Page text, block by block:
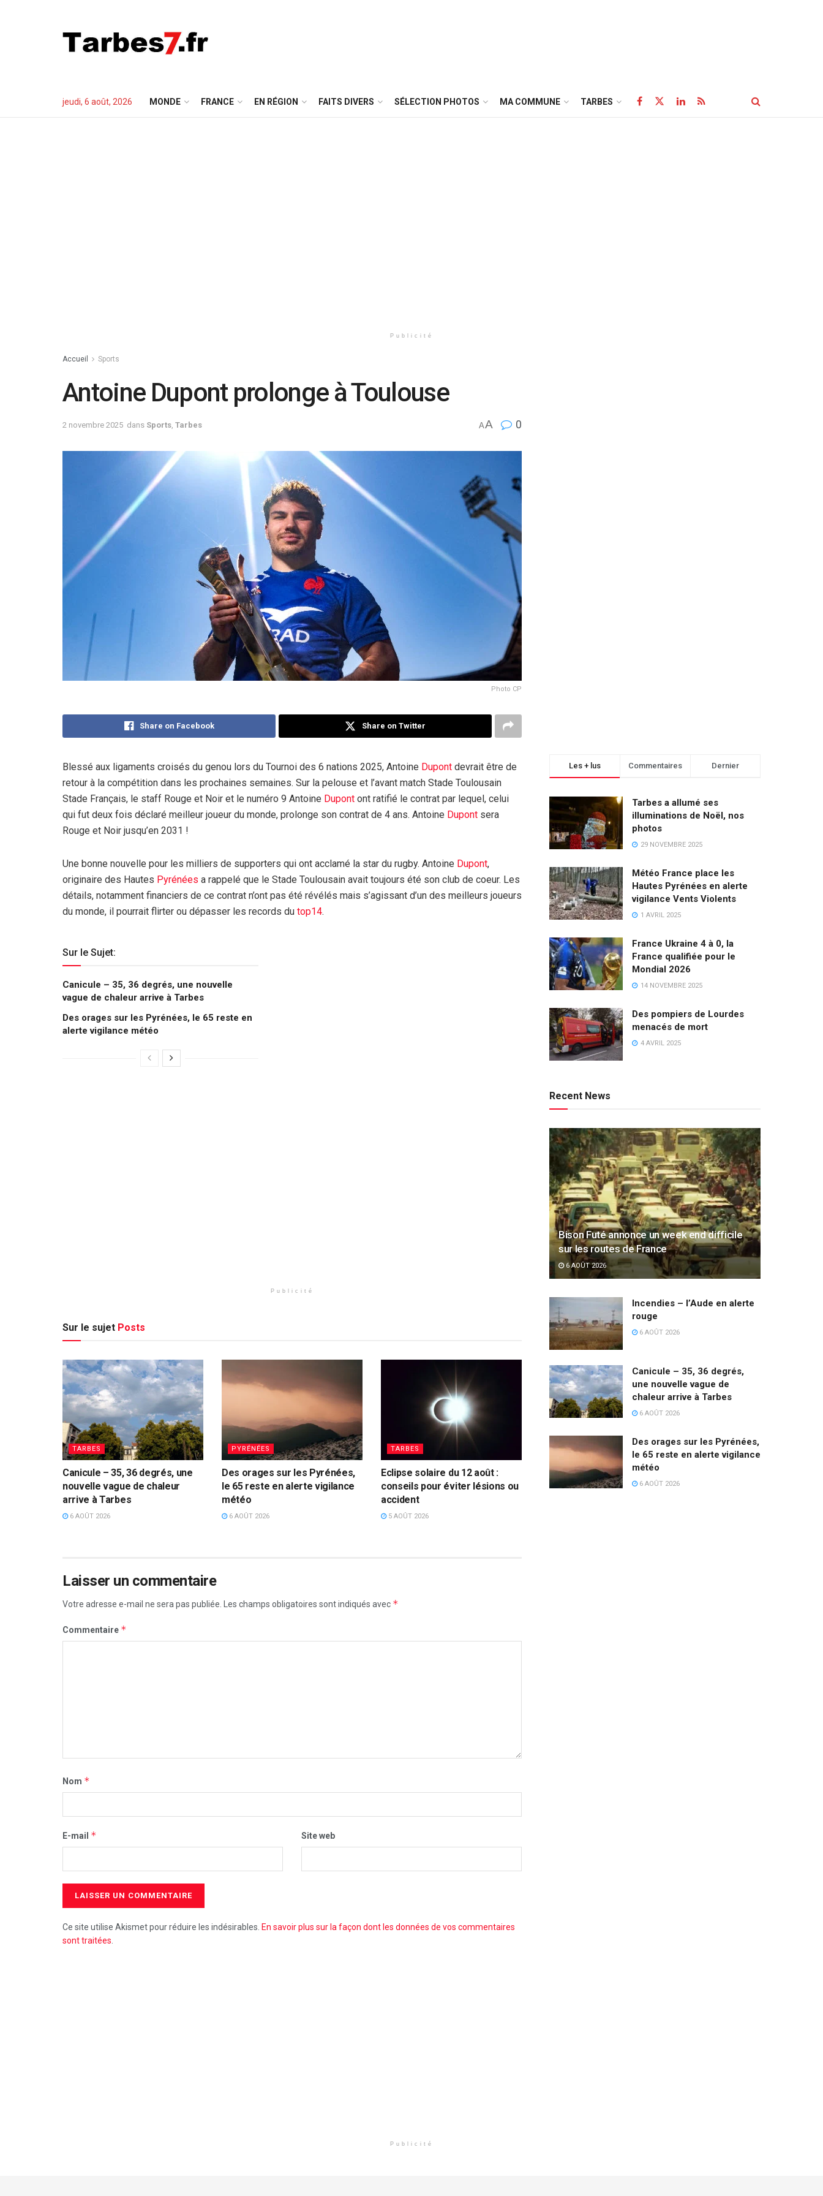
jeudi, 6 août, 2026 MONDE FRANCE EN RÉGION FAITS DIVERS SÉLECTION PHOTOS MA COMMUNE TARBES
Publicité
Accueil Sports
Antoine Dupont prolonge à Toulouse
2 novembre 2025 dans Sports Tarbes AA 0
Photo CP
Share on Facebook Share on Twitter
Blessé aux ligaments croisés du genou lors du Tournoi des 6 nations 2025, Antoine Dupont devrait être de
retour à la compétition dans les prochaines semaines. Sur la pelouse et l’avant match Stade Toulousain
Stade Français, le staff Rouge et Noir et le numéro 9 Antoine Dupont ont ratifié le contrat par lequel, celui
qui fut deux fois déclaré meilleur joueur du monde, prolonge son contrat de 4 ans. Antoine Dupont sera
Rouge et Noir jusqu’en 2031 !
Une bonne nouvelle pour les milliers de supporters qui ont acclamé la star du rugby. Antoine Dupont,
originaire des Hautes Pyrénées a rappelé que le Stade Toulousain avait toujours été son club de coeur. Les
détails, notamment financiers de ce contrat n’ont pas été révélés mais s’agissant d’un des meilleurs joueurs
du monde, il pourrait flirter ou dépasser les records du top14.
Sur le Sujet:
Canicule – 35, 36 degrés, une nouvelle
vague de chaleur arrive à Tarbes
Des orages sur les Pyrénées, le 65 reste en
alerte vigilance météo
Publicité
Sur le sujet Posts
TARBES
Canicule – 35, 36 degrés, une
nouvelle vague de chaleur
arrive à Tarbes
6 AOÛT 2026
PYRÉNÉES
Des orages sur les Pyrénées,
le 65 reste en alerte vigilance
météo
6 AOÛT 2026
TARBES
Eclipse solaire du 12 août :
conseils pour éviter lésions ou
accident
5 AOÛT 2026
Laisser un commentaire
Votre adresse e-mail ne sera pas publiée. Les champs obligatoires sont indiqués avec *
Commentaire *
Nom *
E-mail * Site web
Ce site utilise Akismet pour réduire les indésirables. En savoir plus sur la façon dont les données de vos commentaires
sont traitées.
Les + lus Commentaires Dernier
Tarbes a allumé ses
illuminations de Noël, nos
photos
29 NOVEMBRE 2025
Météo France place les
Hautes Pyrénées en alerte
vigilance Vents Violents
1 AVRIL 2025
France Ukraine 4 à 0, la
France qualifiée pour le
Mondial 2026
14 NOVEMBRE 2025
Des pompiers de Lourdes
menacés de mort
4 AVRIL 2025
Recent News
Bison Futé annonce un week end difficile
sur les routes de France
6 AOÛT 2026
Incendies – l’Aude en alerte
rouge
6 AOÛT 2026
Canicule – 35, 36 degrés,
une nouvelle vague de
chaleur arrive à Tarbes
6 AOÛT 2026
Des orages sur les Pyrénées,
le 65 reste en alerte vigilance
météo
6 AOÛT 2026
Publicité